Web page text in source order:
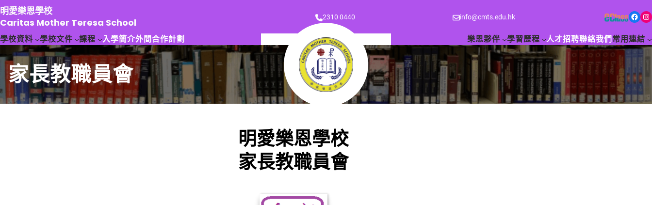
跳
至
主
要
容
明愛樂恩學校
Caritas Mother Teresa School
2310 0440 info@cmts.edu.hk Facebook Instagram
學校資料 學校文件 課程 入學簡介外間合作計劃 樂恩夥伴 學習歷程 人才招聘聯絡我們 常用連結
家長教職員會
明愛樂恩學校
家長教職員會